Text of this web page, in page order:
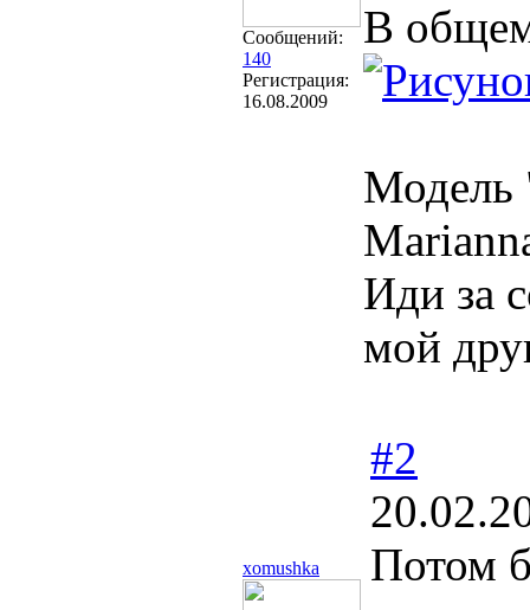
Сообщений:
140
Регистрация:
16.08.2009
В
Модель
Иди за
мой
xomushka
#2
Потом